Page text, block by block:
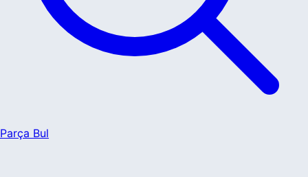
Parça Bul